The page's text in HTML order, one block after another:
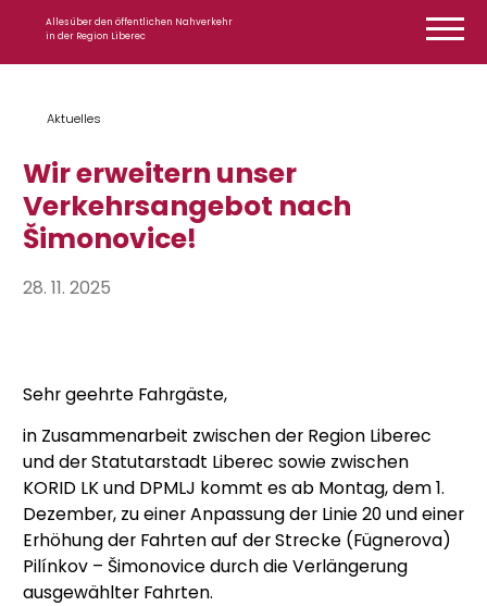
Alles über den öffentlichen Nahverkehr
in der Region Liberec
Aktuelles
Wir erweitern unser
Verkehrsangebot nach
Šimonovice!
28. 11. 2025
Sehr geehrte Fahrgäste,
in Zusammenarbeit zwischen der Region Liberec
und der Statutarstadt Liberec sowie zwischen
KORID LK und DPMLJ kommt es ab Montag, dem 1.
Dezember, zu einer Anpassung der Linie 20 und einer
Erhöhung der Fahrten auf der Strecke (Fügnerova)
Pilínkov – Šimonovice durch die Verlängerung
ausgewählter Fahrten.